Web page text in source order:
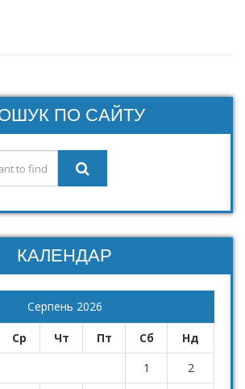
ПО САЙТУ
КАЛЕНДАР
Серпень 2026
Ср Чт Пт Сб
Нд
1
2